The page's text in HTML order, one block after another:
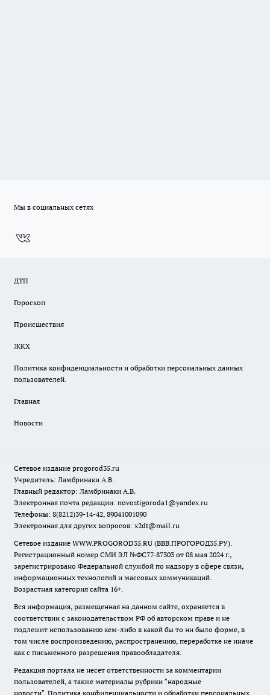
Мы в социальных сетях
ДТП
Гороскоп
Происшествия
ЖКХ
Политика конфиденциальности и обработки персональных данных
пользователей.
Главная
Новости
Сетевое издание progorod35.ru
Учредитель: Ламбринаки А.В.
Главный редактор: Ламбринаки А.В.
Электронная почта редакции: novostigoroda1@yandex.ru
Телефоны: 8(8212)39-14-42, 89041001090
Электронная для других вопросов: x2dt@mail.ru
Сетевое издание WWW.PROGOROD35.RU (ВВВ.ПРОГОРОД35.РУ).
Регистрационный номер СМИ ЭЛ №ФС77-87303 от 08 мая 2024 г.,
зарегистрировано Федеральной службой по надзору в сфере связи,
информационных технологий и массовых коммуникаций.
Возрастная категория сайта 16+.
Вся информация, размещенная на данном сайте, охраняется в
соответствии с законодательством РФ об авторском праве и не
подлежит использованию кем-либо в какой бы то ни было форме, в
том числе воспроизведению, распространению, переработке не иначе
как с письменного разрешения правообладателя.
Редакция портала не несет ответственности за комментарии
пользователей, а также материалы рубрики "народные
новости". Политика конфиденциальности и обработки персональных